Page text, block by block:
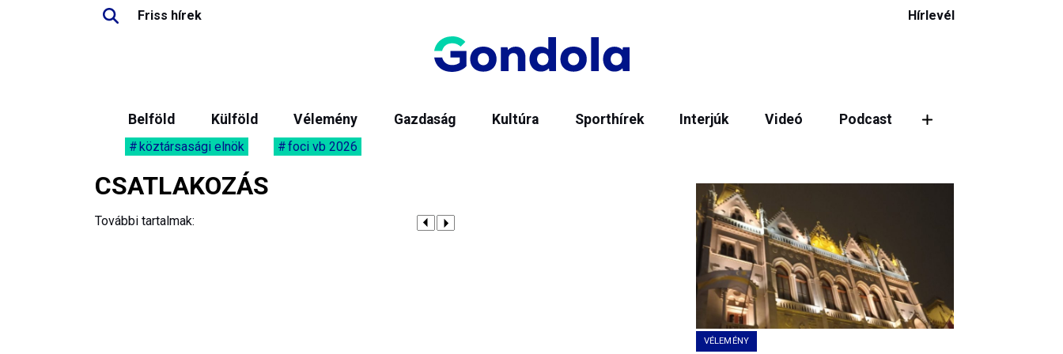
Friss hírek Hírlevél
Belföld Külföld Vélemény Gazdaság Kultúra Sporthírek Interjúk Videó Podcast
köztársasági elnök foci vb 2026
CSATLAKOZÁS
További tartalmak:
VÉLEMÉNY